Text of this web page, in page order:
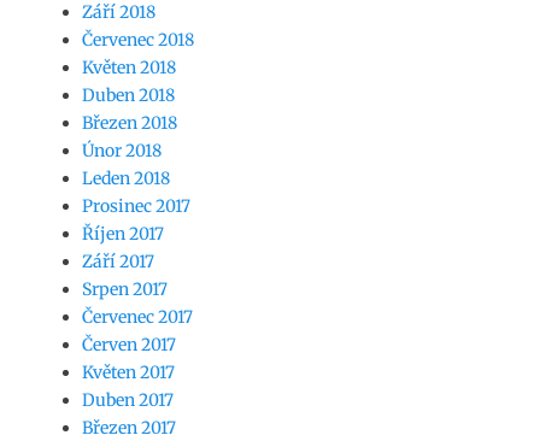
Září 2018
Červenec 2018
Květen 2018
Duben 2018
Březen 2018
Únor 2018
Leden 2018
Prosinec 2017
Říjen 2017
Září 2017
Srpen 2017
Červenec 2017
Červen 2017
Květen 2017
Duben 2017
Březen 2017